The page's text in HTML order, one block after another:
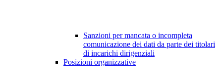
Sanzioni per mancata o incompleta
comunicazione dei dati da parte dei titolari
di incarichi dirigenziali
Posizioni organizzative